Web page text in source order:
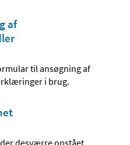
af
til ansøgning af
i brug.